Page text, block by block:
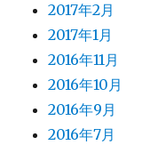
2017年2月
2017年1月
2016年11月
2016年10月
2016年9月
2016年7月